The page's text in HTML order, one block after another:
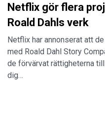
Netflix gör flera
Roald Dahls verk
Netflix har annonserat att
med Roald Dahl Story
de förvärvat rättigheterna
dig…